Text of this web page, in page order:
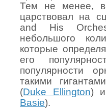
Тем не менее, в
царствовал на
and His
небольшого
которые
его
популярности
такими
(Duke Ellington)
Basie).